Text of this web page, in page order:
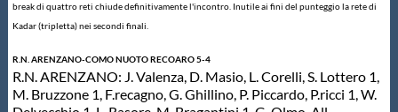
break di quattro reti chiude definitivamente l'incontro. Inutile ai fini del punteggio la rete di
Kadar (tripletta) nei secondi finali.
R.N. ARENZANO-COMO NUOTO RECOARO 5-4
R.N. ARENZANO: J. Valenza, D. Masio, L. Corelli, S. Lottero 1,
M. Bruzzone 1, F.recagno, G. Ghillino, P. Piccardo, P.ricci 1, W.